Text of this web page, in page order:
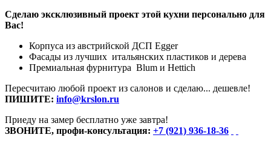
Сделаю эксклюзивный проект этой кухни персонально для
Вас!
Корпуса из австрийской ДСП Egger
Фасады из лучших итальянских пластиков и дерева
Премиальная фурнитура Blum и Hettich
Пересчитаю любой проект из салонов и сделаю... дешевле!
ПИШИТЕ: info@krslon.ru
Приеду на замер бесплатно уже завтра!
ЗВОНИТЕ, профи-консультация: +7 (921) 936-18-36